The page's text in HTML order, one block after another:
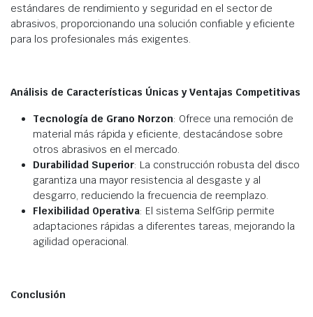
estándares de rendimiento y seguridad en el sector de
abrasivos, proporcionando una solución confiable y eficiente
para los profesionales más exigentes.
Análisis de Características Únicas y Ventajas Competitivas
Tecnología de Grano Norzon: Ofrece una remoción de
material más rápida y eficiente, destacándose sobre
otros abrasivos en el mercado.
Durabilidad Superior: La construcción robusta del disco
garantiza una mayor resistencia al desgaste y al
desgarro, reduciendo la frecuencia de reemplazo.
Flexibilidad Operativa: El sistema SelfGrip permite
adaptaciones rápidas a diferentes tareas, mejorando la
agilidad operacional.
Conclusión